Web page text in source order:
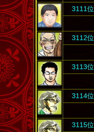
3111位
3112位
3113位
3114位
3115位